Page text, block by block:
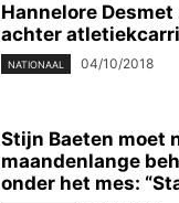
Hannelore
achter
NATIONAAL 04/10/2018
Stijn Baeten moet
maandenlange
onder het mes: